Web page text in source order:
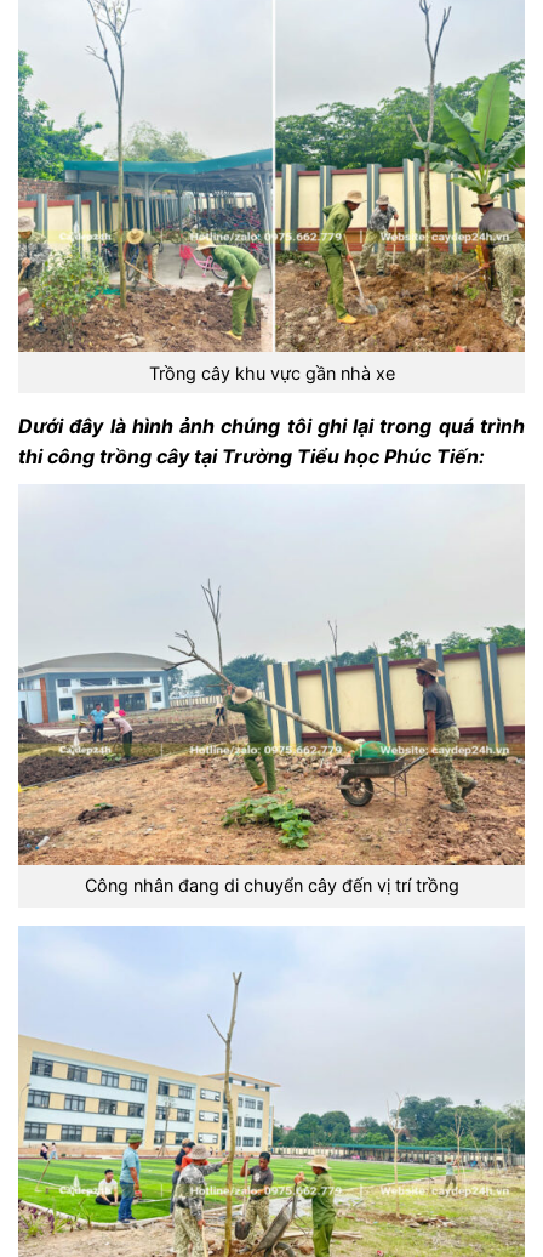
Trồng cây khu vực gần nhà xe
Dưới đây là hình ảnh chúng tôi ghi lại trong quá trình
thi công trồng cây tại Trường Tiểu học Phúc Tiến:
Công nhân đang di chuyển cây đến vị trí trồng